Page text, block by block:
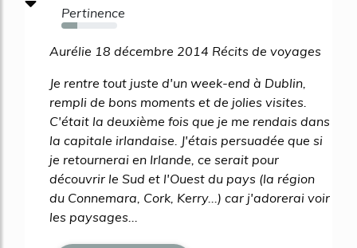
Pertinence
29%
Aurélie 18 décembre 2014 Récits de voyages
Je rentre tout juste d'un week-end à Dublin,
rempli de bons moments et de jolies visites.
C'était la deuxième fois que je me rendais dans
la capitale irlandaise. J'étais persuadée que si
je retournerai en Irlande, ce serait pour
découvrir le Sud et l'Ouest du pays (la région
du Connemara, Cork, Kerry...) car j'adorerai voir
les paysages...